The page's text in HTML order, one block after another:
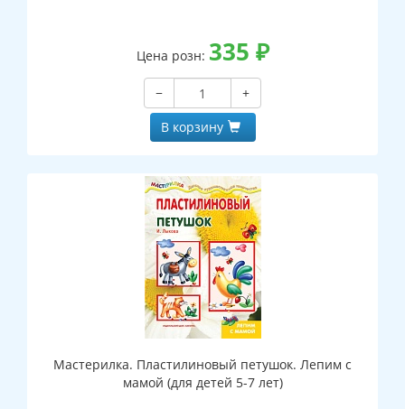
Цена розн: 335 ₽
−
+
В корзину
Мастерилка. Пластилиновый петушок. Лепим с
мамой (для детей 5-7 лет)